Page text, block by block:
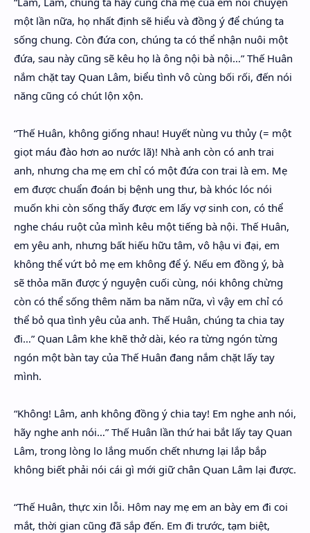
một lần nữa, họ nhất định sẽ hiểu và đồng ý để chúng ta
sống chung. Còn đứa con, chúng ta có thể nhận nuôi một
đứa, sau này cũng sẽ kêu họ là ông nội bà nội…” Thế Huân
nắm chặt tay Quan Lâm, biểu tình vô cùng bối rối, đến nói
năng cũng có chút lộn xộn.
“Thế Huân, không giống nhau! Huyết nùng vu thủy (= một
giọt máu đào hơn ao nước lã)! Nhà anh còn có anh trai
anh, nhưng cha mẹ em chỉ có một đứa con trai là em. Mẹ
em được chuẩn đoán bị bệnh ung thư, bà khóc lóc nói
muốn khi còn sống thấy được em lấy vợ sinh con, có thể
nghe cháu ruột của mình kêu một tiếng bà nội. Thế Huân,
em yêu anh, nhưng bất hiếu hữu tâm, vô hậu vi đại, em
không thể vứt bỏ mẹ em không để ý. Nếu em đồng ý, bà
sẽ thỏa mãn được ý nguyện cuối cùng, nói không chừng
còn có thể sống thêm năm ba năm nữa, vì vậy em chỉ có
thể bỏ qua tình yêu của anh. Thế Huân, chúng ta chia tay
đi…” Quan Lâm khe khẽ thở dài, kéo ra từng ngón từng
ngón một bàn tay của Thế Huân đang nắm chặt lấy tay
mình.
“Không! Lâm, anh không đồng ý chia tay! Em nghe anh nói,
hãy nghe anh nói…” Thế Huân lần thứ hai bắt lấy tay Quan
Lâm, trong lòng lo lắng muốn chết nhưng lại lắp bắp
không biết phải nói cái gì mới giữ chân Quan Lâm lại được.
“Thế Huân, thực xin lỗi. Hôm nay mẹ em an bày em đi coi
mắt, thời gian cũng đã sắp đến. Em đi trước, tạm biệt,